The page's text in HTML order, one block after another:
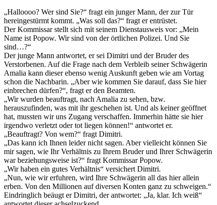
„Halloooo? Wer sind Sie?“ fragt ein junger Mann, der zur Tür
hereingestürmt kommt. „Was soll das?“ fragt er entrüstet.
Der Kommissar stellt sich mit seinem Dienstausweis vor: „Mein
Name ist Popow. Wir sind von der örtlichen Polizei. Und Sie
sind…?“
Der junge Mann antwortet, er sei Dimitri und der Bruder des
Verstorbenen. Auf die Frage nach dem Verbleib seiner Schwägerin
Amalia kann dieser ebenso wenig Auskunft geben wie am Vortag
schon die Nachbarin. „Aber wie kommen Sie darauf, dass Sie hier
einbrechen dürfen?“, fragt er den Beamten.
„Wir wurden beauftragt, nach Amalia zu sehen, bzw.
herauszufinden, was mit ihr geschehen ist. Und als keiner geöffnet
hat, mussten wir uns Zugang verschaffen. Immerhin hätte sie hier
irgendwo verletzt oder tot liegen können!“ antwortet er.
„Beauftragt? Von wem?“ fragt Dimitri.
„Das kann ich Ihnen leider nicht sagen. Aber vielleicht können Sie
mir sagen, wie Ihr Verhältnis zu Ihrem Bruder und Ihrer Schwägerin
war beziehungsweise ist?“ fragt Kommissar Popow.
„Wir haben ein gutes Verhältnis“ versichert Dimitri.
„Nun, wie wir erfuhren, wird Ihre Schwägerin all das hier allein
erben. Von den Millionen auf diversen Konten ganz zu schweigen.“
Eindringlich beäugt er Dimitri, der antwortet: „Ja, klar. Ich weiß“